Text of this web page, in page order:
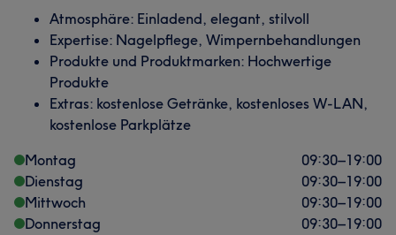
Atmosphäre: Einladend, elegant, stilvoll
Expertise: Nagelpflege, Wimpernbehandlungen
Produkte und Produktmarken: Hochwertige
Produkte
Extras: kostenlose Getränke, kostenloses W-LAN,
kostenlose Parkplätze
Montag
09:30–19:00
Dienstag
09:30–19:00
Mittwoch
09:30–19:00
Donnerstag
09:30–19:00